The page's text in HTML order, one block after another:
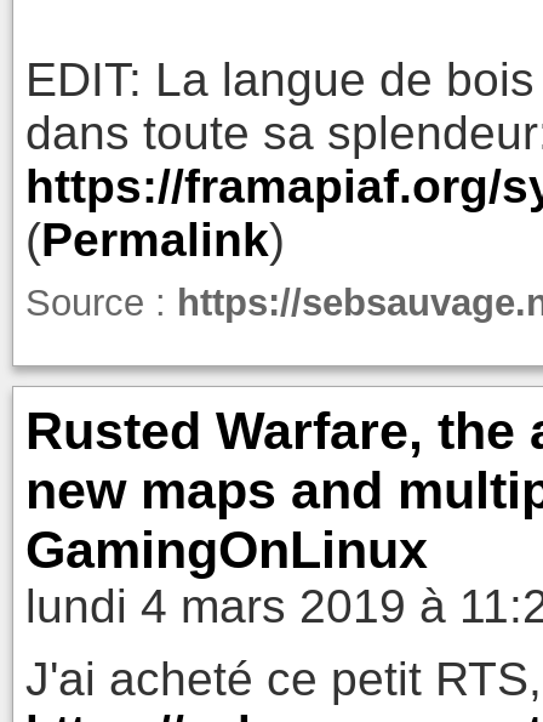
EDIT: La langue de
dans toute sa
https://framapiaf.org/
(Permalink)
Source : https://
Rusted Warfare, the
new maps and
GamingOnLinux
lundi 4 mars 2019 à
J'ai acheté ce petit